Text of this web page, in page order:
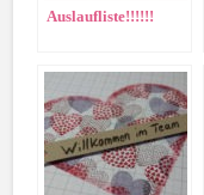
Auslaufliste!!!!!!